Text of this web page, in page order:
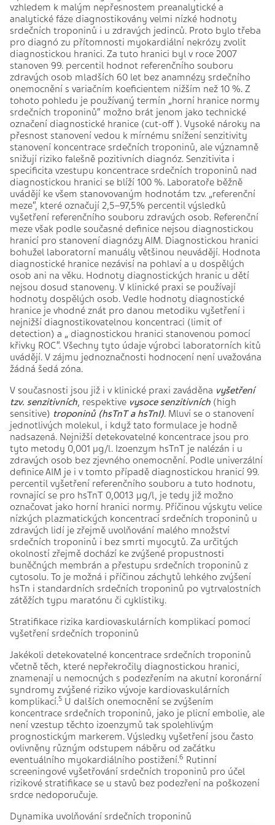
vzhledem k malým nepřesnostem preanalytické a
analytické fáze diagnostikovány velmi nízké hodnoty
srdečních troponinů i u zdravých jedinců. Proto bylo třeba
pro diagnó zu přítomnosti myokardiální nekrózy zvolit
diagnostickou hranici. Za tuto hranici byl v roce 2007
stanoven 99. percentil hodnot referenčního souboru
zdravých osob mladších 60 let bez anamnézy srdečního
onemocnění s variačním koeficientem nižším než 10 %. Z
tohoto pohledu je používaný termín „horní hranice normy
srdečních troponinů“ možno brát jenom jako technické
označení diagnostické hranice (cut-off ). Vysoké nároky na
přesnost stanovení vedou k mírnému snížení senzitivity
stanovení koncentrace srdečních troponinů, ale významně
snižují riziko falešně pozitivních diagnóz. Senzitivita i
specificita vzestupu koncentrace srdečních troponinů nad
diagnostickou hranici se blíží 100 %. Laboratoře běžně
uvádějí ke všem stanovovaným hodnotám tzv. „referenční
meze“, které označují 2,5–97,5% percentil výsledků
vyšetření referenčního souboru zdravých osob. Referenční
meze však podle současné definice nejsou diagnostickou
hranicí pro stanovení diagnózy AIM. Diagnostickou hranici
bohužel laboratorní manuály většinou neuvádějí. Hodnota
diagnostické hranice nezávisí na pohlaví a u dospělých
osob ani na věku. Hodnoty diagnostických hranic u dětí
nejsou dosud stanoveny. V klinické praxi se používají
hodnoty dospělých osob. Vedle hodnoty diagnostické
hranice je vhodné znát pro danou metodiku vyšetření i
nejnižší diagnostikovatelnou koncentraci (limit of
detection) a „ diagnostickou hranici stanovenou pomocí
křivky ROC“. Všechny tyto údaje výrobci laboratorních kitů
uvádějí. V zájmu jednoznačnosti hodnocení není uvažována
žádná šedá zóna.
V současnosti jsou již i v klinické praxi zaváděna vyšetření
tzv. senzitivních, respektive vysoce senzitivních (high
sensitive) troponinů (hsTnT a hsTnI). Mluví se o stanovení
jednotlivých molekul, i když tato formulace je hodně
nadsazená. Nejnižší detekovatelné koncentrace jsou pro
tyto metody 0,001 µg/l. Izoenzym hsTnT je nalézán i u
zdravých osob bez zjevného onemocnění. Podle univerzální
definice AIM je i v tomto případě diagnostickou hranicí 99.
percentil vyšetření referenčního souboru a tuto hodnotu,
rovnající se pro hsTnT 0,0013 µg/l, je tedy již možno
označovat jako horní hranici normy. Příčinou výskytu velice
nízkých plazmatických koncentrací srdečních troponinů u
zdravých lidí je zřejmě uvolňování malého množství
srdečních troponinů i bez smrti myocytů. Za určitých
okolností zřejmě dochází ke zvýšené propustnosti
buněčných membrán a přestupu srdečních troponinů z
cytosolu. To je možná i příčinou záchytů lehkého zvýšení
hsTn i standardních srdečních troponinů po vytrvalostních
zátěžích typu maratónu či cyklistiky.
Stratifikace rizika kardiovaskulárních komplikací pomocí
vyšetření srdečních troponinů
Jakékoli detekovatelné koncentrace srdečních troponinů
včetně těch, které nepřekročily diagnostickou hranici,
znamenají u nemocných s podezřením na akutní koronární
syndromy zvýšené riziko vývoje kardiovaskulárních
komplikací.5 U dalších onemocnění se zvýšením
koncentrace srdečních troponinů, jako je plicní embolie, ale
není vzestup těchto izoenzymů tak spolehlivým
prognostickým markerem. Výsledky vyšetření jsou často
ovlivněny různým odstupem náběru od začátku
eventuálního myokardiálního postižení.6 Rutinní
screeningové vyšetřování srdečních troponinů pro účel
rizikové stratifikace se u stavů bez podezření na poškození
srdce nedoporučuje.
Dynamika uvolňování srdečních troponinů